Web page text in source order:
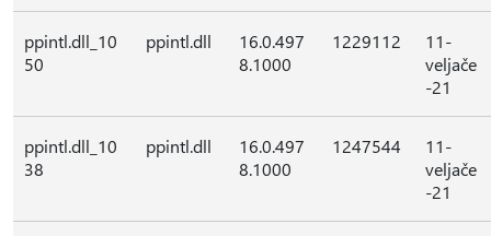
ppintl.dll_10
50
ppintl.dll
16.0.497
8.1000
1229112
11-
veljače
-21
ppintl.dll_10
38
ppintl.dll
16.0.497
8.1000
1247544
11-
veljače
-21